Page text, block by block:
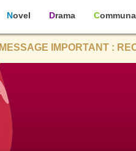
Novel Drama
MESSAGE IMPORTANT :